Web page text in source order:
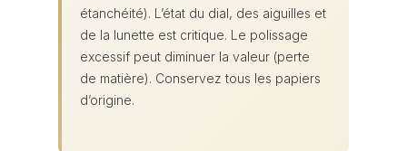
étanchéité). L’état du dial, des aiguilles et
de la lunette est critique. Le polissage
excessif peut diminuer la valeur (perte
de matière). Conservez tous les papiers
d’origine.